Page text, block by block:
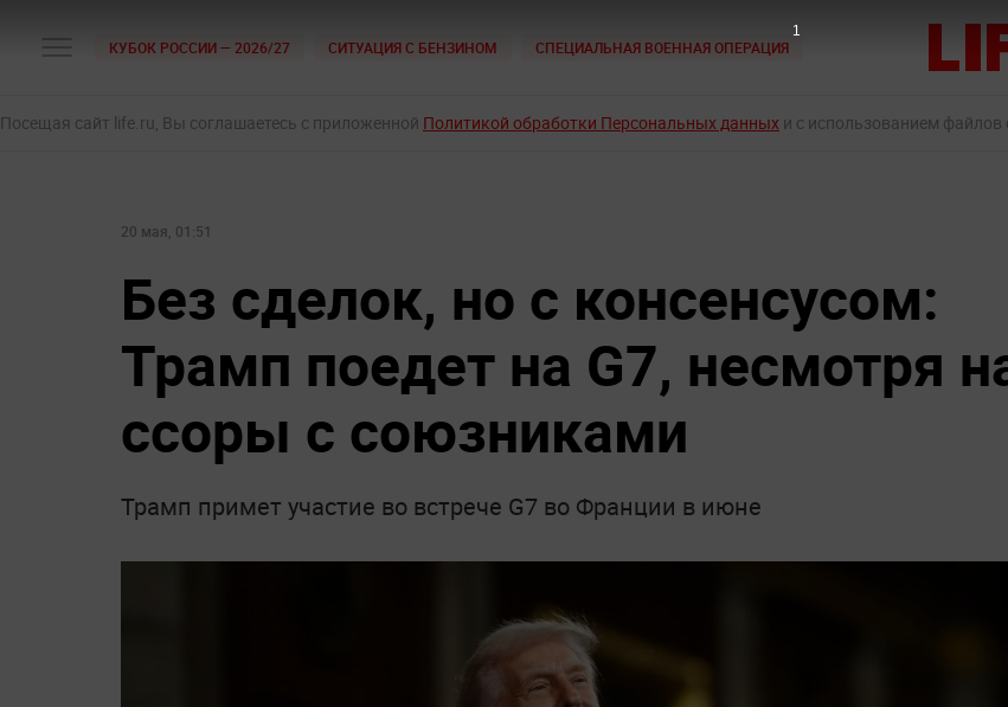
КУБОК РОССИИ — 2026/27 СИТУАЦИЯ С БЕНЗИНОМ СПЕЦИАЛЬНАЯ ВОЕННАЯ ОПЕРАЦИЯ
Посещая сайт life.ru, Вы соглашаетесь с приложенной Политикой обработки Персональных данных и с использованием
20 мая, 01:51
Без сделок, но с консенсусом:
Трамп поедет на G7, несмотря
ссоры с союзниками
Трамп примет участие во встрече G7 во Франции в июне